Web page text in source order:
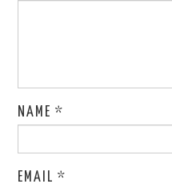
NAME*
EMAIL*